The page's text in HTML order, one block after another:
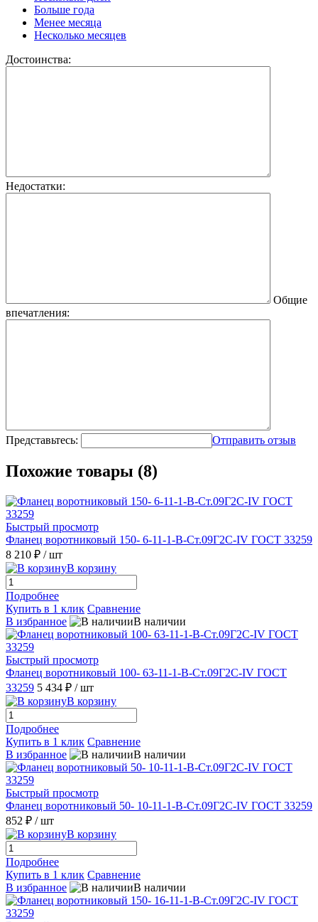
Больше года
Менее месяца
Несколько месяцев
Достоинства:
Недостатки:
Общие
впечатления:
Представьтесь: Отправить отзыв
Похожие товары (8)
Быстрый просмотр
Фланец воротниковый 150- 6-11-1-B-Ст.09Г2С-IV ГОСТ 33259
8 210 ₽ / шт
В корзину
Подробнее
Купить в 1 клик Сравнение
В избранное
В наличии
Быстрый просмотр
Фланец воротниковый 100- 63-11-1-B-Ст.09Г2С-IV ГОСТ
33259 5 434 ₽ / шт
В корзину
Подробнее
Купить в 1 клик Сравнение
В избранное
В наличии
Быстрый просмотр
Фланец воротниковый 50- 10-11-1-B-Ст.09Г2С-IV ГОСТ 33259
852 ₽ / шт
В корзину
Подробнее
Купить в 1 клик Сравнение
В избранное
В наличии